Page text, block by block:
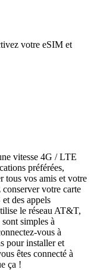
votre eSIM et
vitesse 4G / LTE
préférées,
tous vos amis et votre
votre carte
des appels
le réseau AT&T,
simples à
vous à
pour installer et
êtes connecté à
ça !